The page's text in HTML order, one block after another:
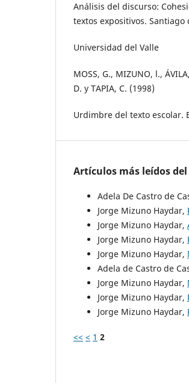
Análisis del discurso:
textos expositivos.
Universidad del Valle
MOSS, G., MIZUNO, l.,
D. y TAPIA, C. (1998)
Urdimbre del texto escolar.
Artículos más leídos
Adela De Castro de
Jorge Mizuno Haydar,
Jorge Mizuno Haydar,
Jorge Mizuno Haydar,
Jorge Mizuno Haydar,
Adela de Castro de
Jorge Mizuno Haydar,
Jorge Mizuno Haydar,
Jorge Mizuno Haydar,
<< < 1 2